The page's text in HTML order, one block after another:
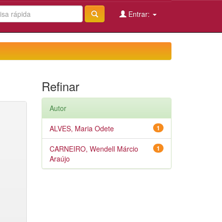
Entrar:
Refinar
Autor
1
ALVES, Maria Odete
1
CARNEIRO, Wendell Márcio
Araújo